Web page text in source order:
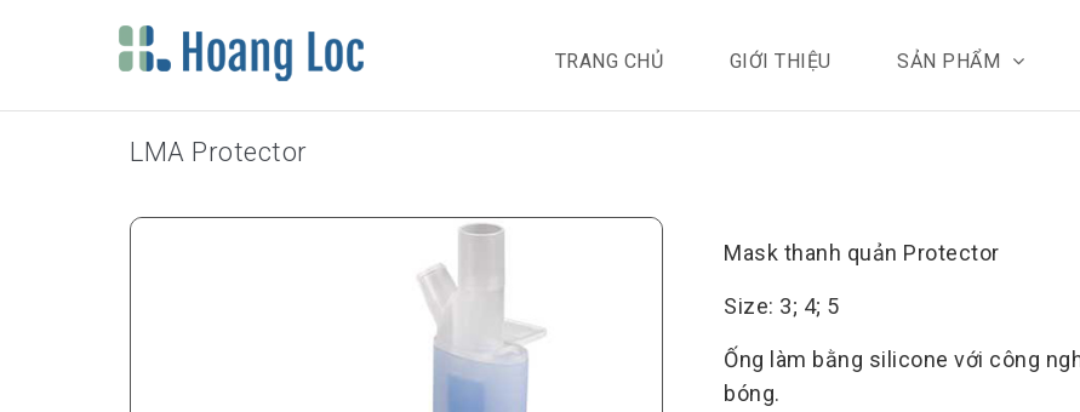
TRANG CHỦ GIỚI THIỆU SẢN PHẨM
LMA Protector
Mask thanh quản Protector
Size: 3; 4; 5
Ống làm bằng silicone với công
bóng.